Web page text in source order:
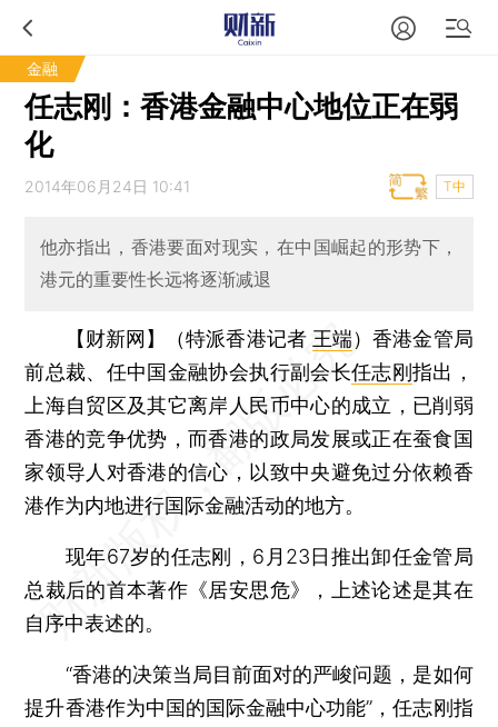
金融
任志刚：香港金融中心地位正在弱
化
2014年06月24日 10:41 T中
他亦指出，香港要面对现实，在中国崛起的形势下，
港元的重要性长远将逐渐减退
【财新网】（特派香港记者 王端）香港金管局
前总裁、任中国金融协会执行副会长任志刚指出，
上海自贸区及其它离岸人民币中心的成立，已削弱
香港的竞争优势，而香港的政局发展或正在蚕食国
家领导人对香港的信心，以致中央避免过分依赖香
港作为内地进行国际金融活动的地方。
现年67岁的任志刚，6月23日推出卸任金管局
总裁后的首本著作《居安思危》，上述论述是其在
自序中表述的。
“香港的决策当局目前面对的严峻问题，是如何
提升香港作为中国的国际金融中心功能”，任志刚指